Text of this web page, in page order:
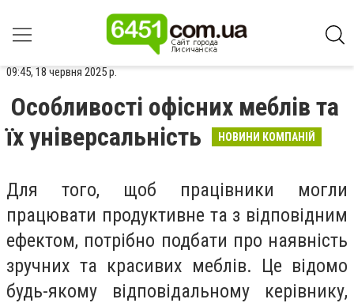
09:45, 18 червня 2025 р.
Особливості офісних меблів та
їх універсальність
НОВИНИ КОМПАНІЙ
Для того, щоб працівники могли
працювати продуктивне та з відповідним
ефектом, потрібно подбати про наявність
зручних та красивих меблів. Це відомо
будь-якому відповідальному керівнику,